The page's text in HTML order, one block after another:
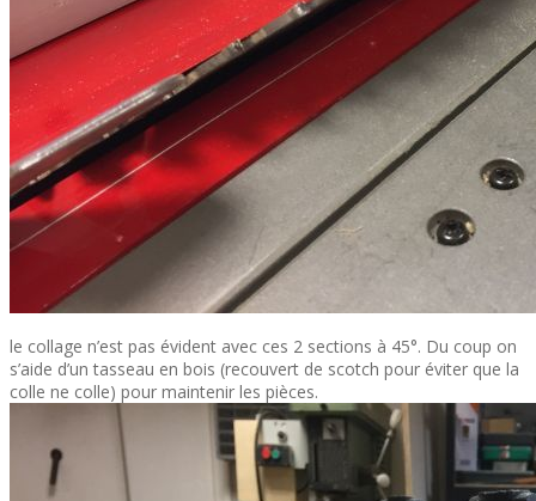
le collage n’est pas évident avec ces 2 sections à 45°. Du coup on
s’aide d’un tasseau en bois (recouvert de scotch pour éviter que la
colle ne colle) pour maintenir les pièces.